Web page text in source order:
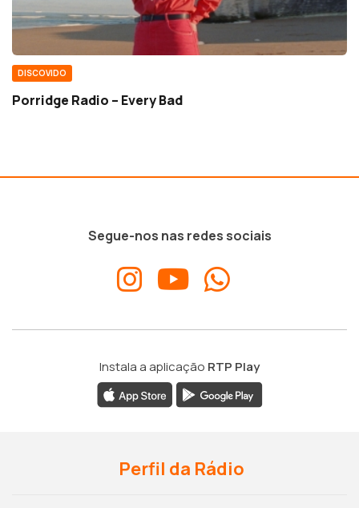
DISCOVIDO
Porridge Radio – Every Bad
Segue-nos nas redes sociais
Instala a aplicação RTP Play
Perfil da Rádio